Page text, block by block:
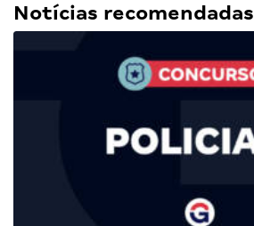
Notícias recomendadas